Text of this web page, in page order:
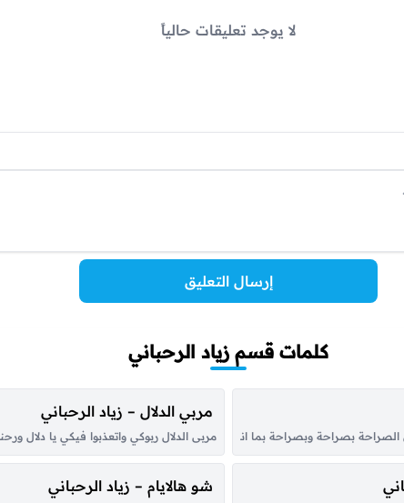
لا يوجد تعليقات حالياً
إرسال التعليق
كلمات قسم زياد الرحباني
بصراحة وبصراحة بما انه بصراحة وبما انه ما في أحلى من
مربي الدلال – زياد الرحباني
مربى الدلال ربوكي واتعذبوا فيكي يا دلال
شو هالايام – زياد الرحباني